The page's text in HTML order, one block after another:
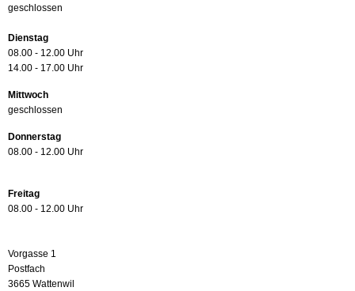
geschlossen
Dienstag
08.00 - 12.00 Uhr
14.00 - 17.00 Uhr
Mittwoch
geschlossen
Donnerstag
08.00 - 12.00 Uhr
Freitag
08.00 - 12.00 Uhr
Vorgasse 1
Postfach
3665 Wattenwil